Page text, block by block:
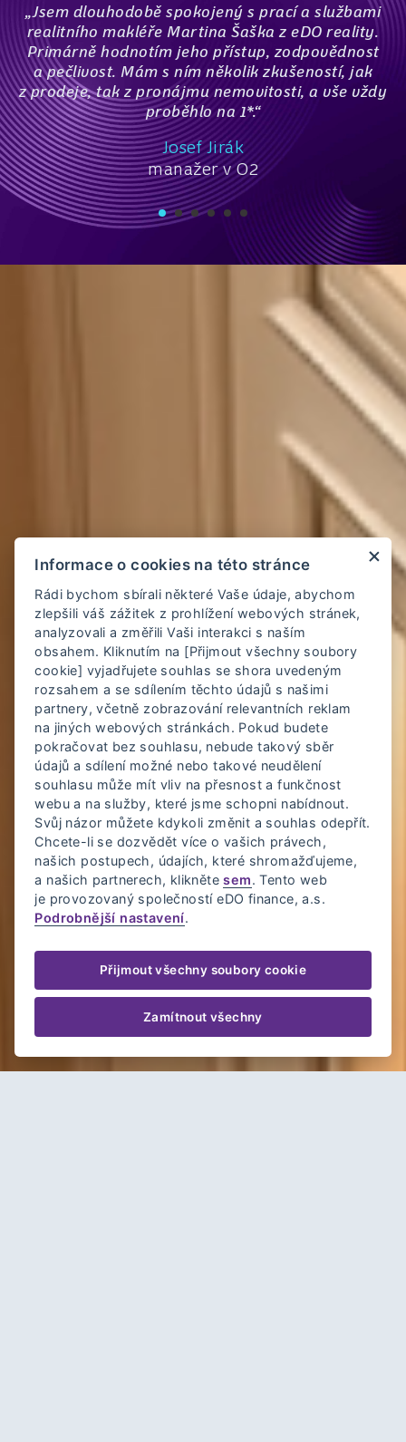
„Jsem dlouhodobě spokojený s prací a službami
realitního makléře Martina Šaška z eDO reality.
Primárně hodnotím jeho přístup, zodpovědnost
a pečlivost. Mám s ním několik zkušeností, jak
z prodeje, tak z pronájmu nemovitosti, a vše vždy
proběhlo na 1*.“
Josef Jirák
manažer v O2
Informace o cookies na této stránce
Rádi bychom sbírali některé Vaše údaje, abychom
zlepšili váš zážitek z prohlížení webových stránek,
analyzovali a změřili Vaši interakci s naším
obsahem. Kliknutím na [Přijmout všechny soubory
cookie] vyjadřujete souhlas se shora uvedeným
rozsahem a se sdílením těchto údajů s našimi
partnery, včetně zobrazování relevantních reklam
na jiných webových stránkách. Pokud budete
pokračovat bez souhlasu, nebude takový sběr
údajů a sdílení možné nebo takové neudělení
souhlasu může mít vliv na přesnost a funkčnost
webu a na služby, které jsme schopni nabídnout.
Svůj názor můžete kdykoli změnit a souhlas odepřít.
Chcete-li se dozvědět více o vašich právech,
našich postupech, údajích, které shromažďujeme,
a našich partnerech, kliknětesem. Tento web
je provozovaný společností eDO finance, a.s.
Podrobnější nastavení.
Přijmout všechny soubory cookie
Zamítnout všechny